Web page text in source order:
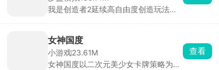
也可以自由探索，努力成为你心目中的
我是创造者2延续高自由度创造玩法并
造者，踏入一片由立体像素方块搭建而
成的广袤开放世界，把脑海中的构想变
为可触摸、可漫游、可欣赏的专属像素
世界，让创造的乐趣与成就感被无限放
女神国度
小游戏23.61M
女神国度以二次元美少女卡牌策略为主
查看